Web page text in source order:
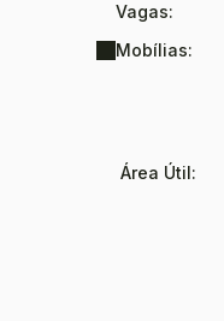
Vagas:
Mobílias:
Área Útil: